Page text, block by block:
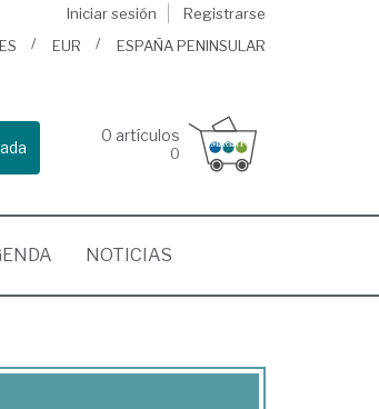
Iniciar sesión
Registrarse
ES
EUR ESPAÑA PENINSULAR
0 artículos
0
NOTICIAS